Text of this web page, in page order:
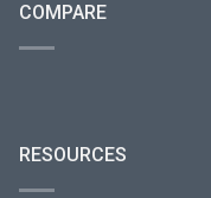
COMPARE
RESOURCES